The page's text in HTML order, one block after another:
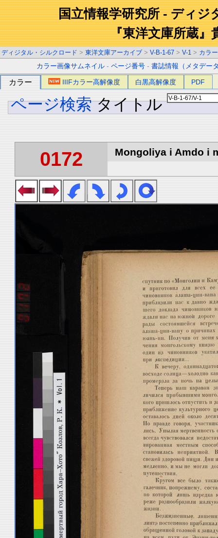
国立情報学研究所 - ディジ
『東洋文庫所蔵』
ディジタル・シルクロード > 東洋文庫アーカイブ > V-B-1-67 > V-1 > カラ
カラー画像サムネイル -ページ番号 -書誌情報（メタデー
カラー IIIFカラー高解像度 白黒高解像度 PDF
ページ検索 タイトル
0172 Mongoliya i Amdo i